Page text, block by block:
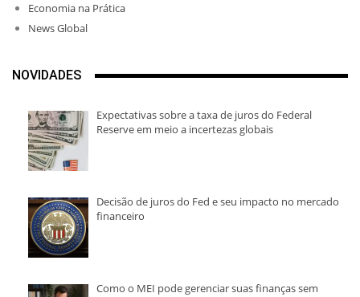
Economia na Prática
News Global
NOVIDADES
Expectativas sobre a taxa de juros do Federal
Reserve em meio a incertezas globais
Decisão de juros do Fed e seu impacto no mercado
financeiro
Como o MEI pode gerenciar suas finanças sem